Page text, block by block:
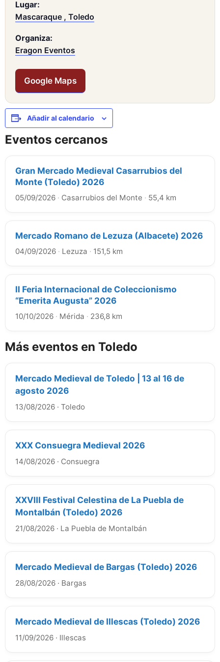
Lugar:
Mascaraque , Toledo
Organiza:
Eragon Eventos
Google Maps
Añadir al calendario
Eventos cercanos
Gran Mercado Medieval Casarrubios del
Monte (Toledo) 2026
05/09/2026 · Casarrubios del Monte · 55,4 km
Mercado Romano de Lezuza (Albacete) 2026
04/09/2026 · Lezuza · 151,5 km
II Feria Internacional de Coleccionismo
“Emerita Augusta” 2026
10/10/2026 · Mérida · 236,8 km
Más eventos en Toledo
Mercado Medieval de Toledo | 13 al 16 de
agosto 2026
13/08/2026 · Toledo
XXX Consuegra Medieval 2026
14/08/2026 · Consuegra
XXVIII Festival Celestina de La Puebla de
Montalbán (Toledo) 2026
21/08/2026 · La Puebla de Montalbán
Mercado Medieval de Bargas (Toledo) 2026
28/08/2026 · Bargas
Mercado Medieval de Illescas (Toledo) 2026
11/09/2026 · Illescas